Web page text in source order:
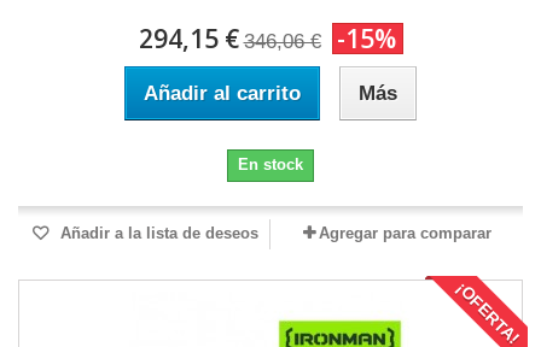
294,15 € 346,06 € -15%
Añadir al carrito Más
En stock
Añadir a la lista de deseos Agregar para comparar
¡OFERTA!